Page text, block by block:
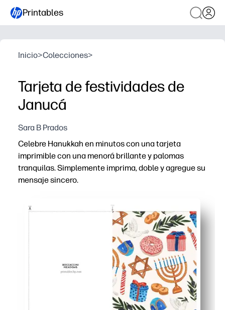
Printables
Inicio>Colecciones>
Tarjeta de festividades de
Janucá
Sara B Prados
Celebre Hanukkah en minutos con una tarjeta
imprimible con una menorá brillante y palomas
tranquilas. Simplemente imprima, doble y agregue su
mensaje sincero.
Comodidad sin preparación: imprima en casa en
Amigable para los niños y significativo: invite a los
Uso versátil: perfecto para intercambios en el aula,
Pensativo y personal: un hermoso diseño que se